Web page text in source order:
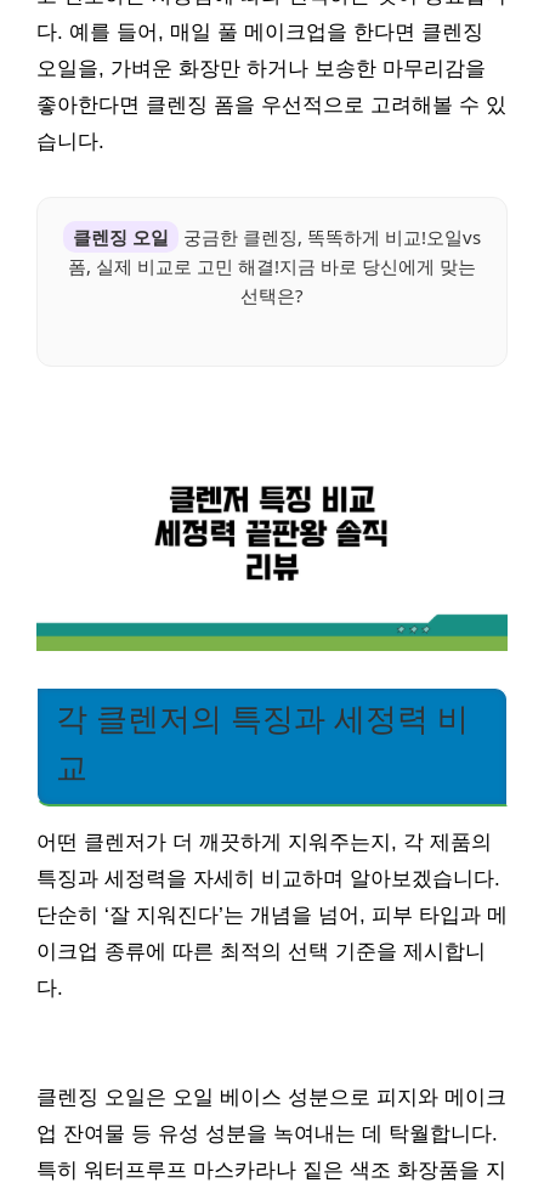
다. 예를 들어, 매일 풀 메이크업을 한다면 클렌징
오일을, 가벼운 화장만 하거나 보송한 마무리감을
좋아한다면 클렌징 폼을 우선적으로 고려해볼 수 있
습니다.
클렌징 오일
궁금한 클렌징, 똑똑하게 비교!오일vs
폼, 실제 비교로 고민 해결!지금 바로 당신에게 맞는
선택은?
각 클렌저의 특징과 세정력 비
교
어떤 클렌저가 더 깨끗하게 지워주는지, 각 제품의
특징과 세정력을 자세히 비교하며 알아보겠습니다.
단순히 ‘잘 지워진다’는 개념을 넘어, 피부 타입과 메
이크업 종류에 따른 최적의 선택 기준을 제시합니
다.
클렌징 오일은 오일 베이스 성분으로 피지와 메이크
업 잔여물 등 유성 성분을 녹여내는 데 탁월합니다.
특히 워터프루프 마스카라나 짙은 색조 화장품을 지